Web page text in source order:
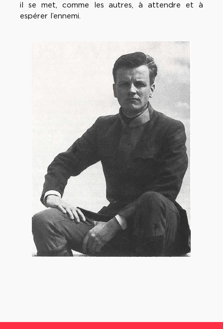
il se met, comme les autres, à attendre et à
espérer l’ennemi.